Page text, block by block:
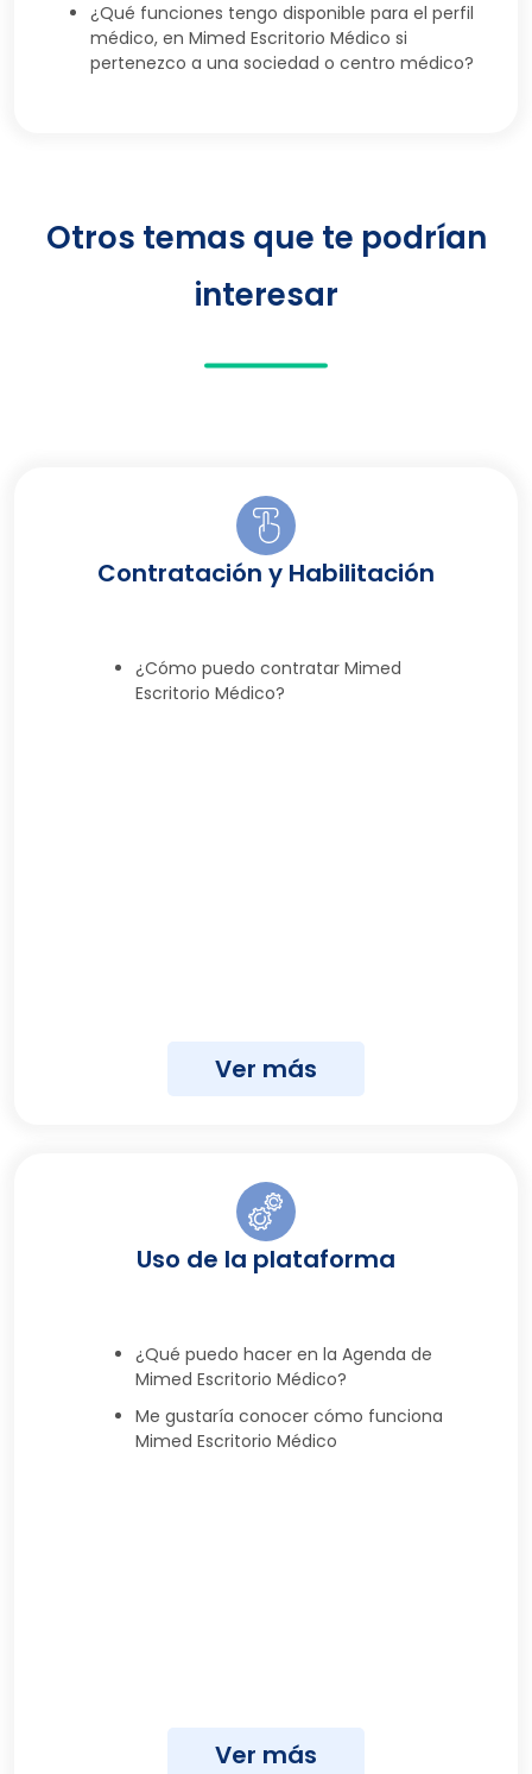
¿Qué funciones tengo disponible para el perfil
médico, en Mimed Escritorio Médico si
pertenezco a una sociedad o centro médico?
Otros temas que te podrían
interesar
Contratación y Habilitación
¿Cómo puedo contratar Mimed
Escritorio Médico?
Ver más
Uso de la plataforma
¿Qué puedo hacer en la Agenda de
Mimed Escritorio Médico?
Me gustaría conocer cómo funciona
Mimed Escritorio Médico
Ver más